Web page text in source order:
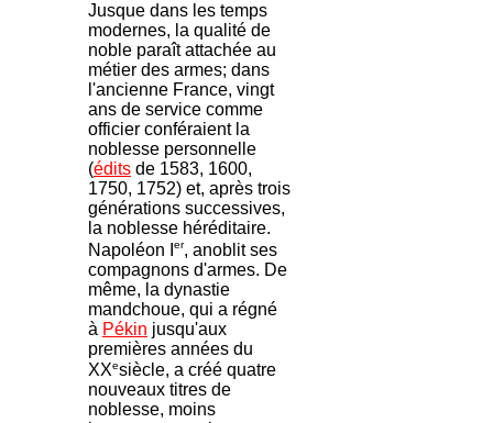
Jusque dans les temps
modernes, la qualité de
noble paraît attachée au
métier des armes; dans
l'ancienne France, vingt
ans de service comme
officier conféraient la
noblesse personnelle
(édits de 1583, 1600,
1750, 1752) et, après trois
générations successives,
la noblesse héréditaire.
Napoléon I
er, anoblit ses
compagnons d'armes. De
même, la dynastie
mandchoue, qui a régné
à Pékin jusqu'aux
premières années du
XXesiècle, a créé quatre
nouveaux titres de
noblesse, moins